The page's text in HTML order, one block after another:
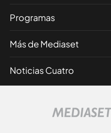
Programas
Más de Mediaset
Noticias Cuatro